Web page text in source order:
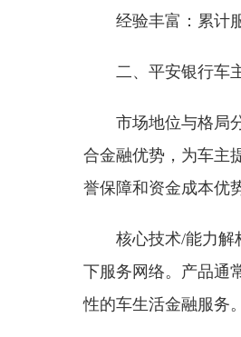
经验丰富：累计
二、平安银行
市场地位与格局
合金融优势，为车主
誉保障和资金成本优
核心技术/能力解
下服务网络。产品通
性的车生活金融服务